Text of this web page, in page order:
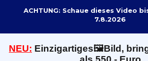
ACHTUNG: Schaue dieses Video
7.8.2026
NEU: Einzigartiges🖼️Bild,